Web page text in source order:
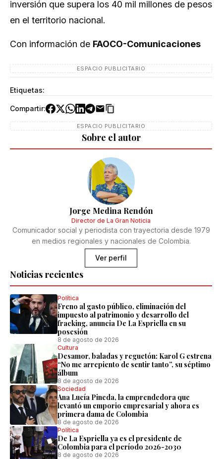
inversión que supera los 40 mil millones de pesos
en el territorio nacional.
Con información de FAOCO-Comunicaciones
ESPACIO PUBLICITARIO
Etiquetas:
Compartir:
ESPACIO PUBLICITARIO
Noticias recientes
Política
Freno al gasto público, eliminación del
impuesto al patrimonio y desarrollo del
fracking, anuncia De La Espriella en su
posesión
8 de agosto de 2026
Cultura
Desamor, baladas y reguetón: Karol G estrena
“No me arrepiento de sentir tanto”, su séptimo
álbum
8 de agosto de 2026
Sociedad
Ana Lucía Pineda, la emprendedora que
levantó un emporio empresarial y ahora es
primera dama de Colombia
8 de agosto de 2026
Política
De La Espriella ya es el presidente de
Colombia para el período 2026-2030
8 de agosto de 2026
Sobre el autor
Jorge Medina Rendón
Director de La Gran Noticia
Comunicador social y periodista con trayectoria desde 1979
en medios regionales y nacionales de Colombia.
Ver perfil